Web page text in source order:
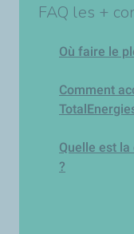
FAQ les +
Où faire le
Comment
Quelle est
?